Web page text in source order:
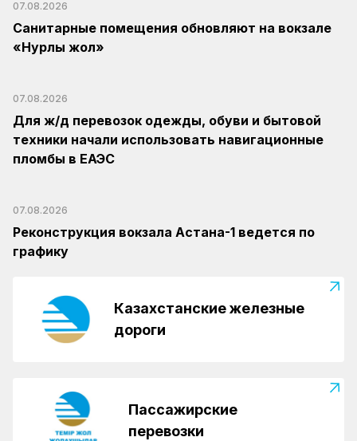
07.08.2026
Санитарные помещения обновляют на вокзале
«Нурлы жол»
07.08.2026
Для ж/д перевозок одежды, обуви и бытовой
техники начали использовать навигационные
пломбы в ЕАЭС
07.08.2026
Реконструкция вокзала Астана-1 ведется по
графику
Казахстанские железные
дороги
Пассажирские
перевозки